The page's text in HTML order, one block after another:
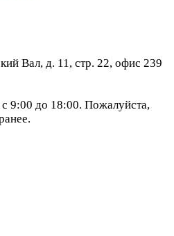
Вал, д. 11, стр. 22, офис 239
9:00 до 18:00. Пожалуйста,